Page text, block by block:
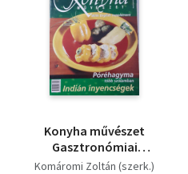
Konyha művészet
Gasztronómiai
magazin - 1999/2
Komáromi Zoltán (szerk.)